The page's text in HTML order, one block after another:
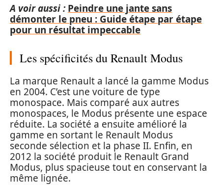
A voir aussi : Peindre une jante sans
démonter le pneu : Guide étape par étape
pour un résultat impeccable
Les spécificités du Renault Modus
La marque Renault a lancé la gamme Modus
en 2004. C’est une voiture de type
monospace. Mais comparé aux autres
monospaces, le Modus présente une espace
réduite. La société a ensuite amélioré la
gamme en sortant le Renault Modus
seconde sélection et la phase II. Enfin, en
2012 la société produit le Renault Grand
Modus, plus spacieuse tout en conservant la
même lignée.